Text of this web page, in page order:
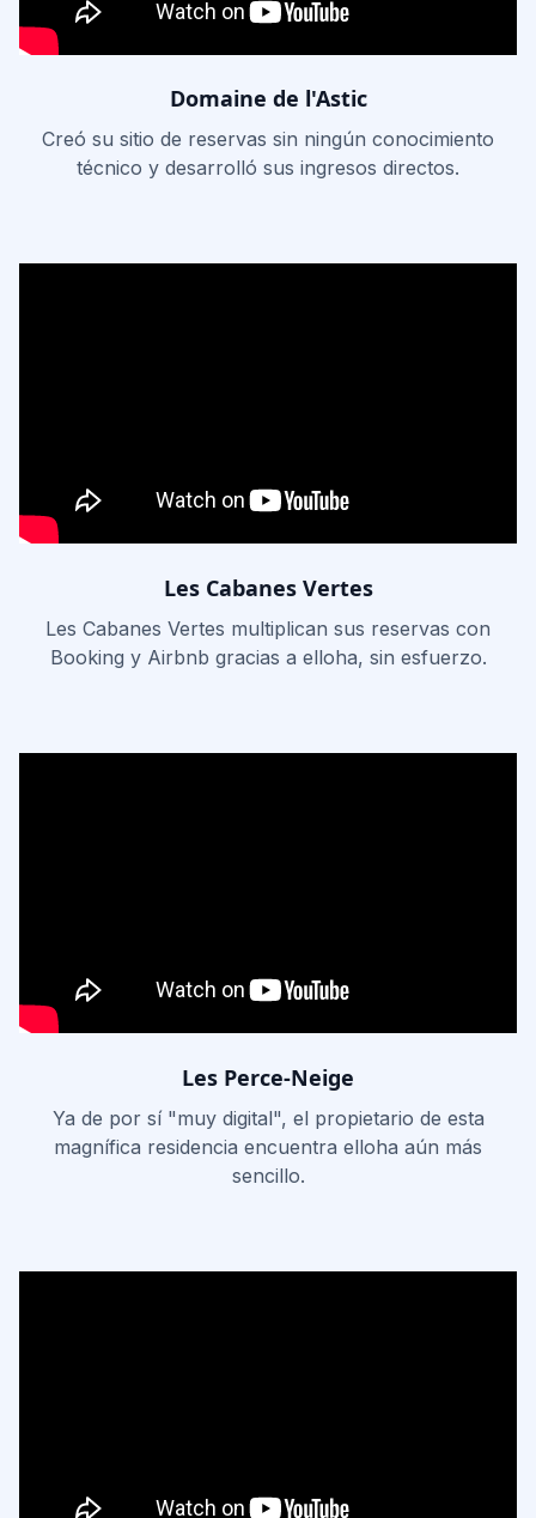
Domaine de l'Astic
Creó su sitio de reservas sin ningún conocimiento
técnico y desarrolló sus ingresos directos.
Les Cabanes Vertes
Les Cabanes Vertes multiplican sus reservas con
Booking y Airbnb gracias a elloha, sin esfuerzo.
Les Perce-Neige
Ya de por sí "muy digital", el propietario de esta
magnífica residencia encuentra elloha aún más
sencillo.